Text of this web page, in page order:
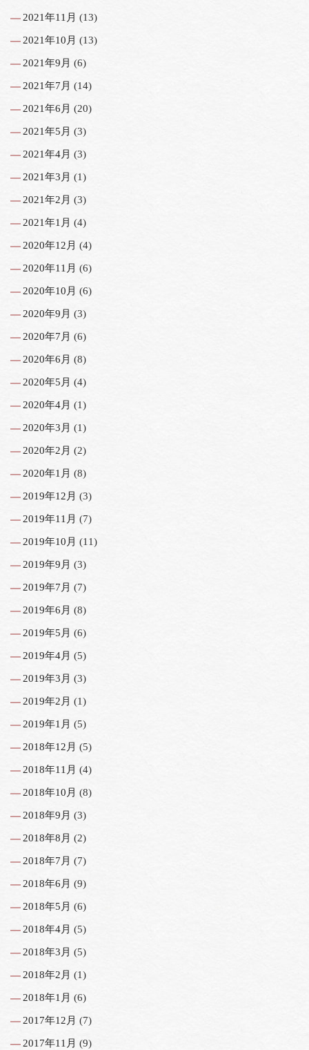
2021年11月 (13)
2021年10月 (13)
2021年9月 (6)
2021年7月 (14)
2021年6月 (20)
2021年5月 (3)
2021年4月 (3)
2021年3月 (1)
2021年2月 (3)
2021年1月 (4)
2020年12月 (4)
2020年11月 (6)
2020年10月 (6)
2020年9月 (3)
2020年7月 (6)
2020年6月 (8)
2020年5月 (4)
2020年4月 (1)
2020年3月 (1)
2020年2月 (2)
2020年1月 (8)
2019年12月 (3)
2019年11月 (7)
2019年10月 (11)
2019年9月 (3)
2019年7月 (7)
2019年6月 (8)
2019年5月 (6)
2019年4月 (5)
2019年3月 (3)
2019年2月 (1)
2019年1月 (5)
2018年12月 (5)
2018年11月 (4)
2018年10月 (8)
2018年9月 (3)
2018年8月 (2)
2018年7月 (7)
2018年6月 (9)
2018年5月 (6)
2018年4月 (5)
2018年3月 (5)
2018年2月 (1)
2018年1月 (6)
2017年12月 (7)
2017年11月 (9)